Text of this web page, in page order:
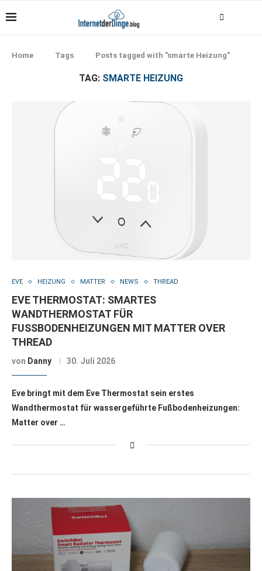
Home Tags Posts tagged with "smarte Heizung"
TAG: SMARTE HEIZUNG
EVE HEIZUNG MATTER NEWS THREAD
EVE THERMOSTAT: SMARTES
WANDTHERMOSTAT FÜR
FUSSBODENHEIZUNGEN MIT MATTER OVER T
HREAD
von Danny 30. Juli 2026
Eve bringt mit dem Eve Thermostat sein erstes
Wandthermostat für wassergeführte Fußbodenheizungen:
Matter over …